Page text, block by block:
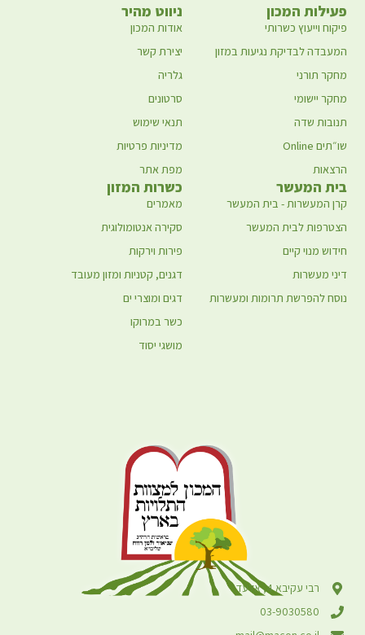
רבי עקיבא 4, אלעד
03-9030580
ניווט מהיר
אודות המכון
יצירת קשר
גלריה
סרטונים
תנאי שימוש
מדיניות פרטיות
מפת אתר
פעילות המכון
פיקוח וייעוץ כשרותי
המעבדה לבדיקת נגיעות במזון
מחקר תורני
מחקר יישומי
תנובות שדה
שו״תים Online
הרצאות
כשרות המזון
מאמרים
סקירה אנטומולוגית
פירות וירקות
דגנים, קטניות ומזון מעובד
דגים ומוצרי ים
כשר במרוקו
מושגי יסוד
בית המעשר
קרן המעשרות - בית המעשר
הצטרפות לבית המעשר
חידוש מנוי קיים
דיני מעשרות
נוסח להפרשת תרומות ומעשרות